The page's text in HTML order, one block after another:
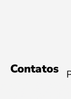
Contatos